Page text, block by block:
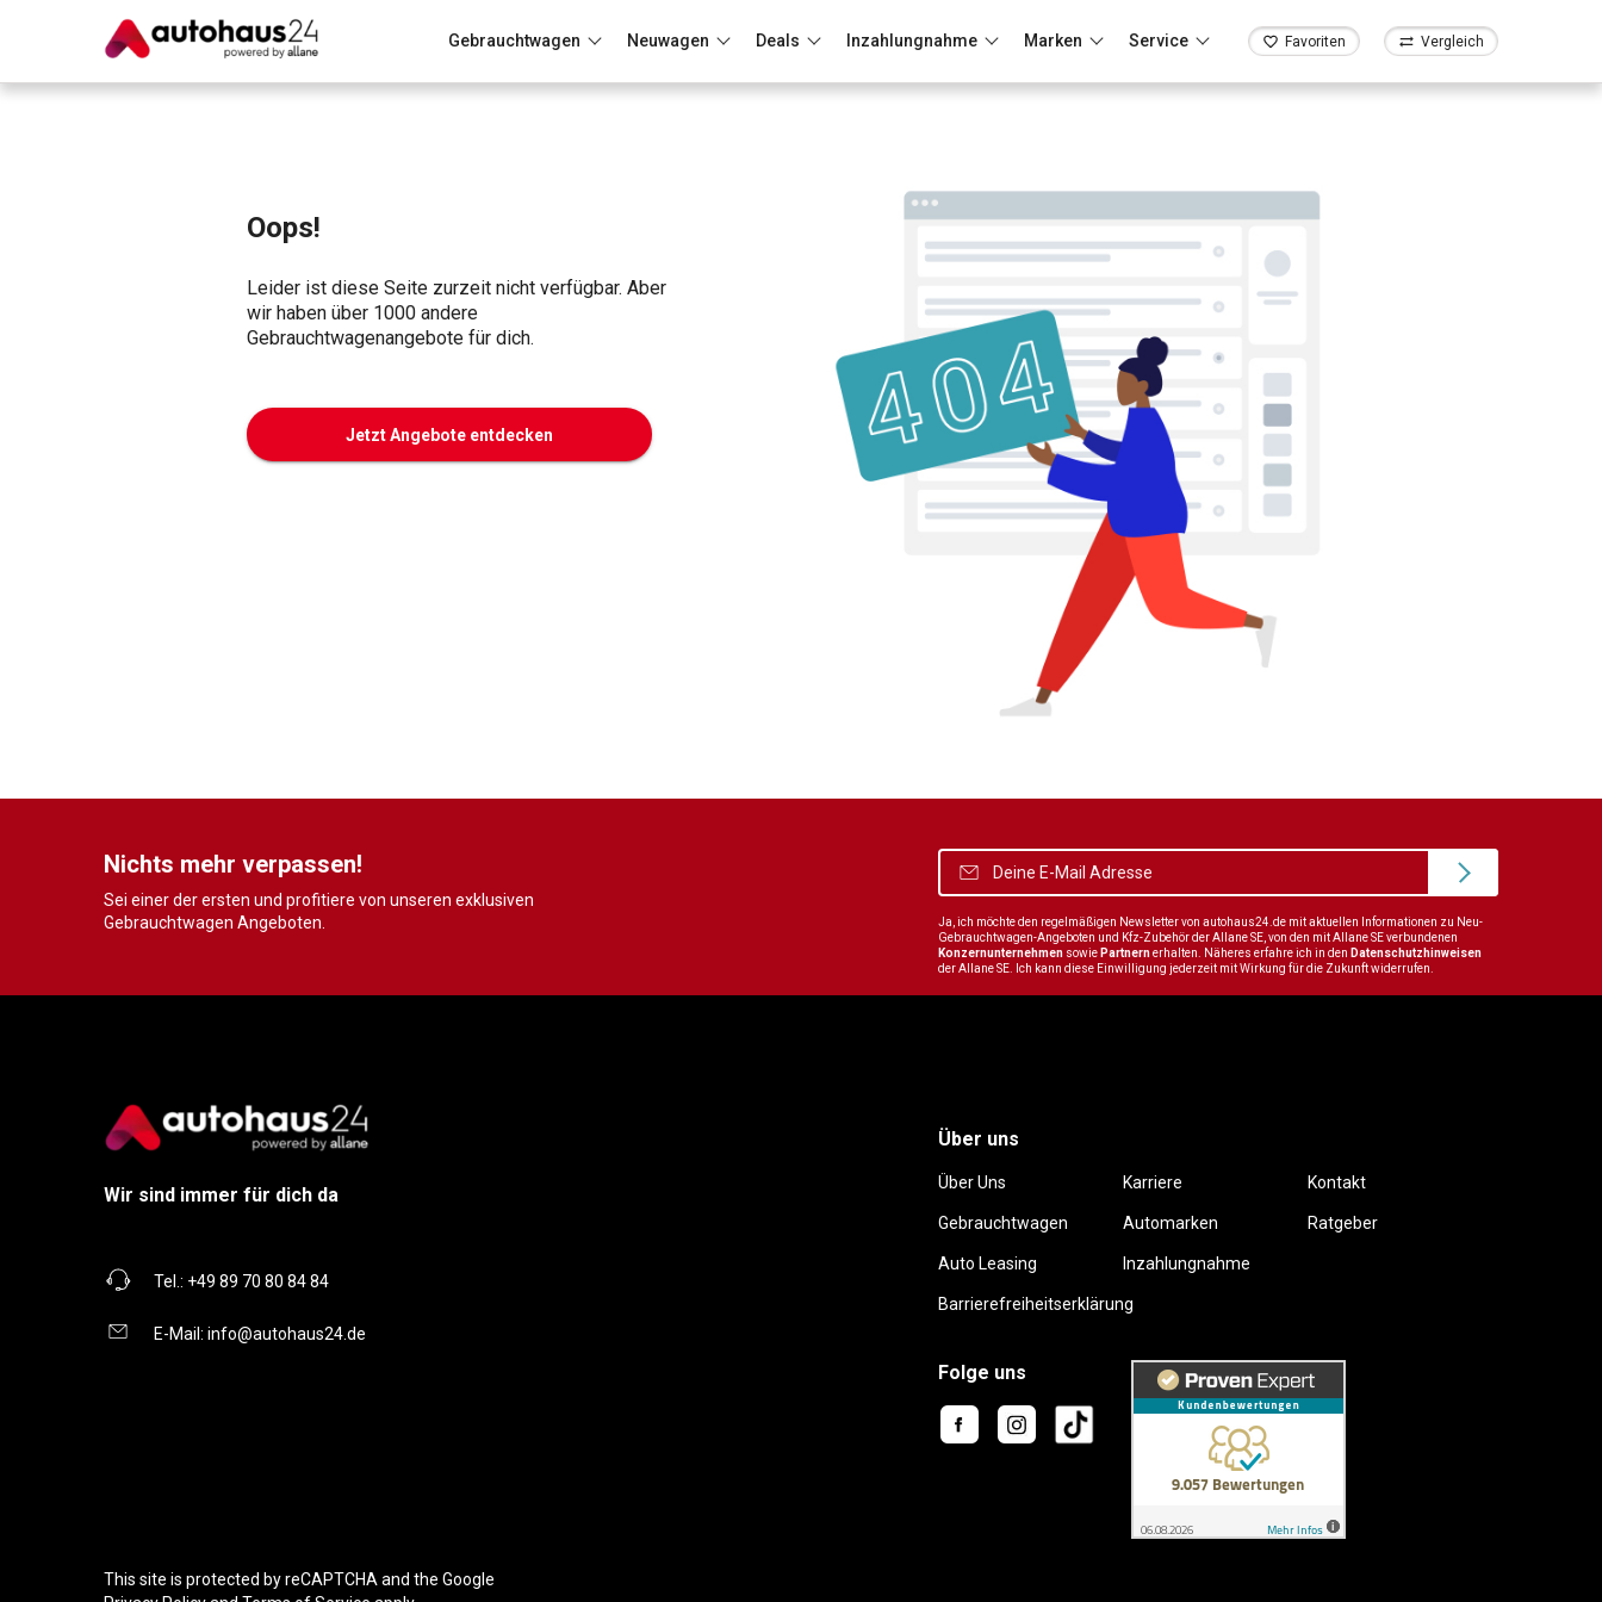
Gebrauchtwagen Neuwagen Deals Inzahlungnahme Marken Service Favoriten Vergleich
Oops!
Leider ist diese Seite zurzeit nicht verfügbar. Aber
wir haben über 1000 andere
Gebrauchtwagenangebote für dich.
Jetzt Angebote entdecken
Nichts mehr verpassen!
Sei einer der ersten und profitiere von unseren exklusiven
Gebrauchtwagen Angeboten.
Ja, ich möchte den regelmäßigen Newsletter von autohaus24.de mit aktuellen Informationen zu Neu-
Gebrauchtwagen-Angeboten und Kfz-Zubehör der Allane SE, von den mit Allane SE verbundenen
Konzernunternehmen sowie Partnernerhalten. Näheres erfahre ich in den Datenschutzhinweisen
der Allane SE. Ich kann diese Einwilligung jederzeit mit Wirkung für die Zukunft widerrufen.
Wir sind immer für dich da
Tel.: +49 89 70 80 84 84
E-Mail: info@autohaus24.de
Über uns
Über Uns Karriere Kontakt
Gebrauchtwagen Automarken Ratgeber
Auto Leasing Inzahlungnahme
Barrierefreiheitserklärung
Folge uns
This site is protected by reCAPTCHA and the Google